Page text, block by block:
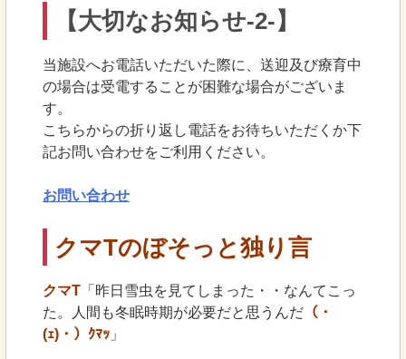
【大切なお知らせ-2-】
当施設へお電話いただいた際に、送迎及び療育中
の場合は受電することが困難な場合がございま
す。
こちらからの折り返し電話をお待ちいただくか下
記お問い合わせをご利用ください。
お問い合わせ
クマTのぼそっと独り言
クマT 「昨日雪虫を見てしまった・・なんてこっ
た。人間も冬眠時期が必要だと思うんだ （・
(ｪ)・）ｸﾏｯ 」